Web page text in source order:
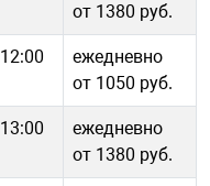
от 1380 руб.
12:00
ежедневно
от 1050 руб.
13:00
ежедневно
от 1380 руб.